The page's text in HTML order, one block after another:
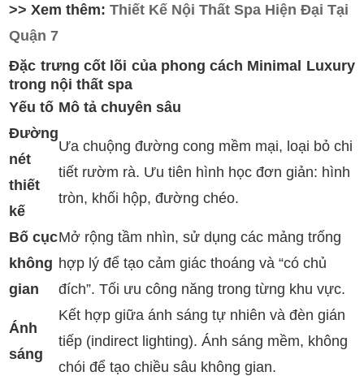
>> Xem thêm:Thiết Kế Nội Thất Spa Hiện Đại Tại
Quận 7
Đặc trưng cốt lõi của phong cách Minimal Luxury
trong nội thất spa
Yếu tố Mô tả chuyên sâu
Đường
nét
thiết
kế
Ưa chuộng đường cong mềm mại, loại bỏ chi
tiết rườm rà. Ưu tiên hình học đơn giản: hình
tròn, khối hộp, đường chéo.
Bố cục
không
gian
Mở rộng tầm nhìn, sử dụng các mảng trống
hợp lý để tạo cảm giác thoáng và “có chủ
đích”. Tối ưu công năng trong từng khu vực.
Ánh
sáng
Kết hợp giữa ánh sáng tự nhiên và đèn gián
tiếp (indirect lighting). Ánh sáng mềm, không
chói để tạo chiều sâu không gian.